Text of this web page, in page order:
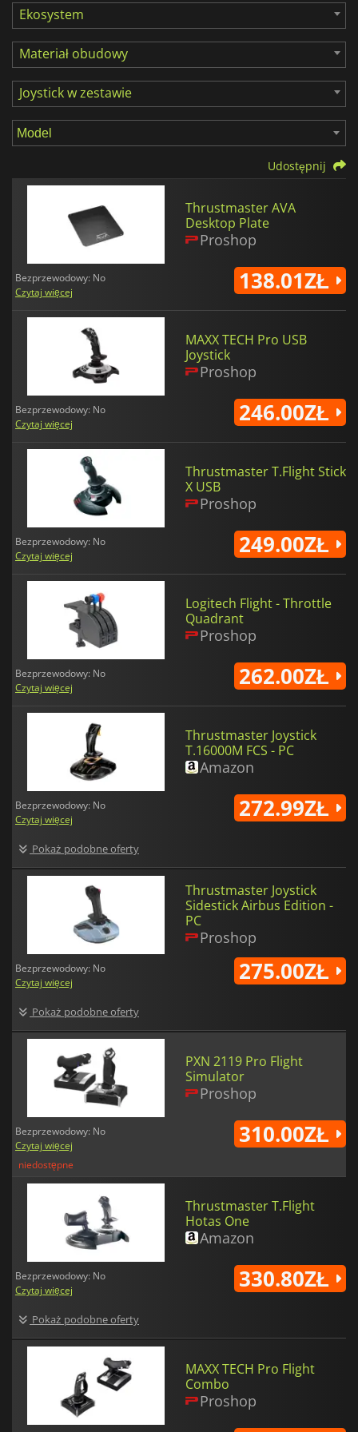
Ekosystem
Materiał obudowy
Joystick w zestawie
Udostępnij
Thrustmaster AVA
Desktop Plate
Proshop
Bezprzewodowy: No
Czytaj więcej
138.01ZŁ
MAXX TECH Pro USB
Joystick
Proshop
Bezprzewodowy: No
Czytaj więcej
246.00ZŁ
Thrustmaster T.Flight Stick
X USB
Proshop
Bezprzewodowy: No
Czytaj więcej
249.00ZŁ
Logitech Flight - Throttle
Quadrant
Proshop
Bezprzewodowy: No
Czytaj więcej
262.00ZŁ
Thrustmaster Joystick
T.16000M FCS - PC
Amazon
Bezprzewodowy: No
Czytaj więcej
Pokaż podobne oferty
272.99ZŁ
Thrustmaster Joystick
Sidestick Airbus Edition -
PC
Proshop
Bezprzewodowy: No
Czytaj więcej
Pokaż podobne oferty
275.00ZŁ
PXN 2119 Pro Flight
Simulator
Proshop
Bezprzewodowy: No
Czytaj więcej
niedostępne
310.00ZŁ
Thrustmaster T.Flight
Hotas One
Amazon
Bezprzewodowy: No
Czytaj więcej
Pokaż podobne oferty
330.80ZŁ
MAXX TECH Pro Flight
Combo
Proshop